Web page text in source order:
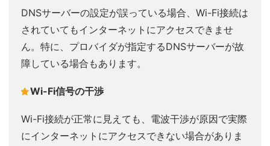
DNSサーバーの設定が誤っている場合、Wi-Fi接続は
されていてもインターネットにアクセスできませ
ん。特に、プロバイダが指定するDNSサーバーが故
障している場合もあります。
Wi-Fi信号の干渉
Wi-Fi接続が正常に見えても、電波干渉が原因で実際
にインターネットにアクセスできない場合がありま